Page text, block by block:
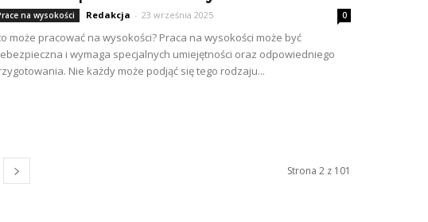
na wysokości Redakcja - 23 września 2025 0
może pracować na wysokości? Praca na wysokości może być
i wymaga specjalnych umiejętności oraz odpowiedniego
Nie każdy może podjąć się tego rodzaju...
Strona 2 z 101